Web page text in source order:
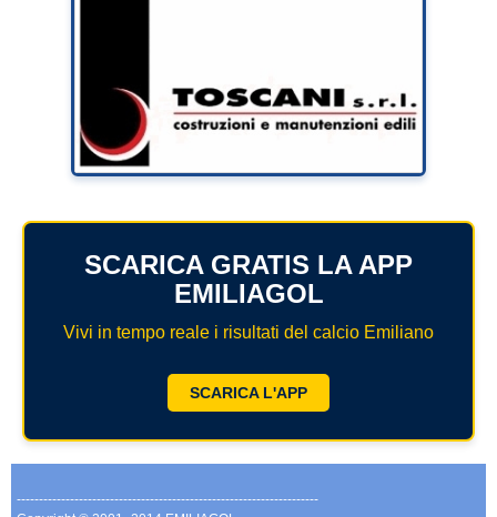
SCARICA GRATIS LA APP
EMILIAGOL
Vivi in tempo reale i risultati del calcio Emiliano
SCARICA L'APP
--------------------------------------------------------------------